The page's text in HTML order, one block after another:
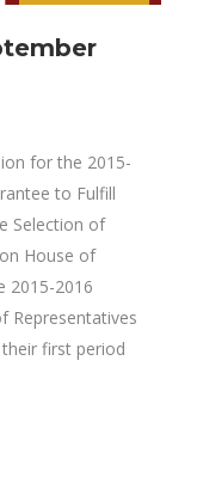
for the 2015-
to Fulfill
Selection of
House of
2015-2016
Representatives
first period